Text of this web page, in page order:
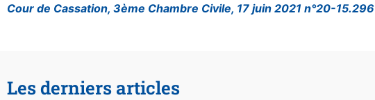
Cour de Cassation, 3ème Chambre Civile, 17 juin 2021 n°20-15.296
Les derniers articles